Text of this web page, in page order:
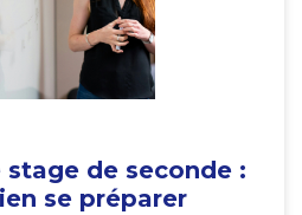
stage de seconde :
se préparer